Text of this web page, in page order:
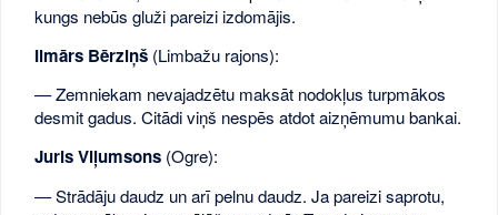
kungs nebūs gluži pareizi izdomājis.
Ilmārs Bērziņš (Limbažu rajons):
— Zemniekam nevajadzētu maksāt nodokļus turpmākos
desmit gadus. Citādi viņš nespēs atdot aizņēmumu bankai.
Juris Viļumsons (Ogre):
— Strādāju daudz un arī pelnu daudz. Ja pareizi saprotu,